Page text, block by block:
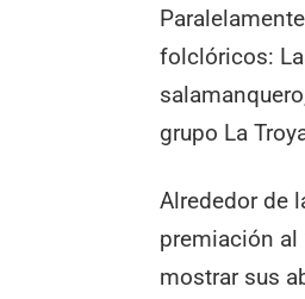
folclóricos:
grupo La
Alrededor de
premiación al
mostrar sus